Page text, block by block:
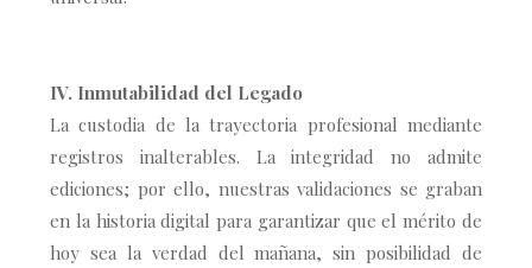
IV. Inmutabilidad del Legado
La custodia de la trayectoria profesional mediante
registros inalterables. La integridad no admite
ediciones; por ello, nuestras validaciones se graban
en la historia digital para garantizar que el mérito de
hoy sea la verdad del mañana, sin posibilidad de